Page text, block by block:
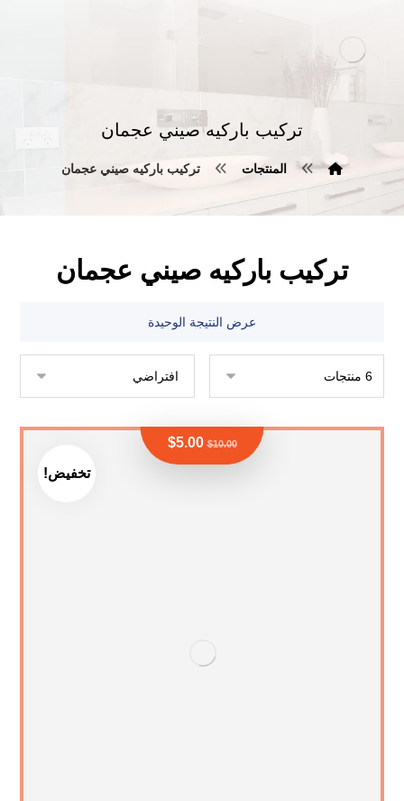
تركيب باركيه صيني عجمان
المنتجات تركيب باركيه صيني عجمان
تركيب باركيه صيني عجمان
عرض النتيجة الوحيدة
تخفيض!
$10.00
$5.00